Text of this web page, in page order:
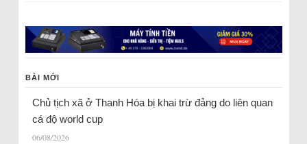
BÀI MỚI
Chủ tịch xã ở Thanh Hóa bị khai trừ đảng do liên quan
cá độ world cup
06/08/2026